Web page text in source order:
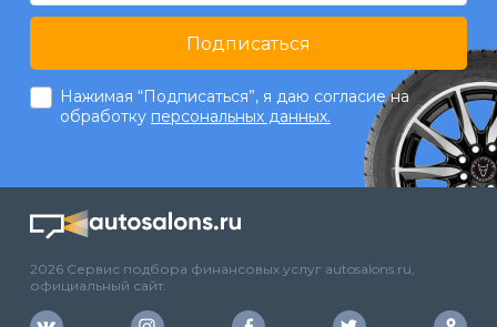
Подписаться
Нажимая “Подписаться”, я даю согласие на
обработку персональных данных.
2026 Сервис подбора финансовых услуг autosalons.ru,
официальный сайт.